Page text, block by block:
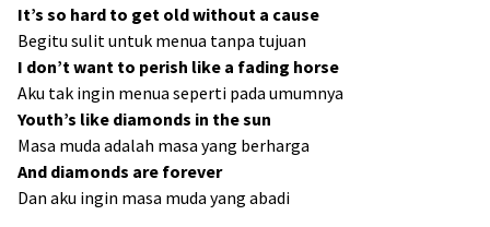
It’s so hard to get old without a cause
Begitu sulit untuk menua tanpa tujuan
I don’t want to perish like a fading horse
Aku tak ingin menua seperti pada umumnya
Youth’s like diamonds in the sun
Masa muda adalah masa yang berharga
And diamonds are forever
Dan aku ingin masa muda yang abadi